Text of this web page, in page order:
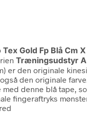
Gold Fp Blå Cm X
Træningsudstyr
er den originale
den originale
denne blå tape,
fingeraftryks